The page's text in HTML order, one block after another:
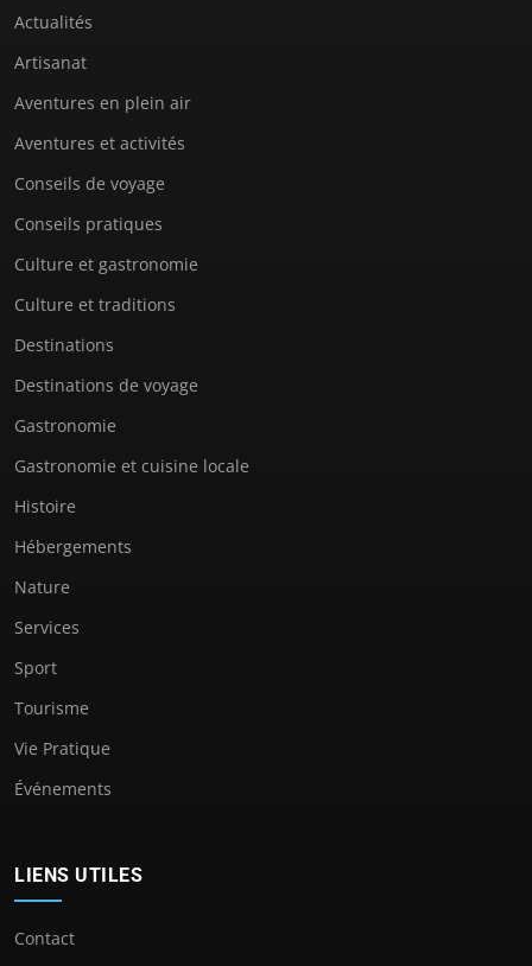
Actualités
Artisanat
Aventures en plein air
Aventures et activités
Conseils de voyage
Conseils pratiques
Culture et gastronomie
Culture et traditions
Destinations
Destinations de voyage
Gastronomie
Gastronomie et cuisine locale
Histoire
Hébergements
Nature
Services
Sport
Tourisme
Vie Pratique
Événements
LIENS UTILES
Contact